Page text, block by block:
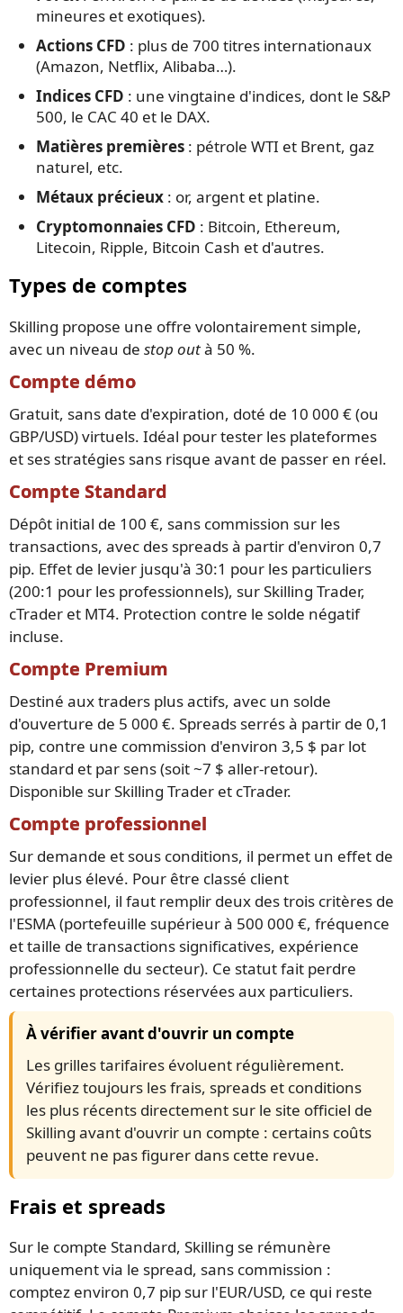
mineures et exotiques).
Actions CFD : plus de 700 titres internationaux
(Amazon, Netflix, Alibaba…).
Indices CFD : une vingtaine d'indices, dont le S&P
500, le CAC 40 et le DAX.
Matières premières : pétrole WTI et Brent, gaz
naturel, etc.
Métaux précieux : or, argent et platine.
Cryptomonnaies CFD : Bitcoin, Ethereum,
Litecoin, Ripple, Bitcoin Cash et d'autres.
Types de comptes
Skilling propose une offre volontairement simple,
avec un niveau de stop outà 50 %.
Compte démo
Gratuit, sans date d'expiration, doté de 10 000 € (ou
GBP/USD) virtuels. Idéal pour tester les plateformes
et ses stratégies sans risque avant de passer en réel.
Compte Standard
Dépôt initial de 100 €, sans commission sur les
transactions, avec des spreads à partir d'environ 0,7
pip. Effet de levier jusqu'à 30:1 pour les particuliers
(200:1 pour les professionnels), sur Skilling Trader,
cTrader et MT4. Protection contre le solde négatif
incluse.
Compte Premium
Destiné aux traders plus actifs, avec un solde
d'ouverture de 5 000 €. Spreads serrés à partir de 0,1
pip, contre une commission d'environ 3,5 $ par lot
standard et par sens (soit ~7 $ aller-retour).
Disponible sur Skilling Trader et cTrader.
Compte professionnel
Sur demande et sous conditions, il permet un effet de
levier plus élevé. Pour être classé client
professionnel, il faut remplir deux des trois critères de
l'ESMA (portefeuille supérieur à 500 000 €, fréquence
et taille de transactions significatives, expérience
professionnelle du secteur). Ce statut fait perdre
certaines protections réservées aux particuliers.
À vérifier avant d'ouvrir un compte
Les grilles tarifaires évoluent régulièrement.
Vérifiez toujours les frais, spreads et conditions
les plus récents directement sur le site officiel de
Skilling avant d'ouvrir un compte : certains coûts
peuvent ne pas figurer dans cette revue.
Frais et spreads
Sur le compte Standard, Skilling se rémunère
uniquement via le spread, sans commission :
comptez environ 0,7 pip sur l'EUR/USD, ce qui reste